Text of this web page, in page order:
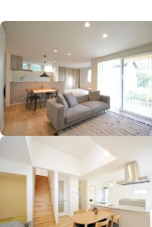
資料請求
オンライン相談